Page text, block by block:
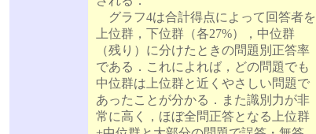
グラフ4は合計得点によって回答者を
上位群，下位群（各27%），中位群
（残り）に分けたときの問題別正答率
である．これによれば，どの問題でも
中位群は上位群と近くやさしい問題で
あったことが分かる．また識別力が非
常に高く，ほぼ全問正答となる上位群